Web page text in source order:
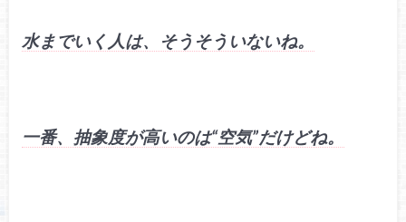
水までいく人は、そうそういないね。
一番、抽象度が高いのは“空気”だけどね。